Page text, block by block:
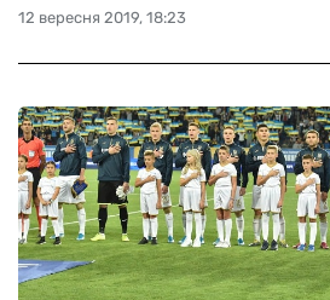
12 вересня 2019, 18:23